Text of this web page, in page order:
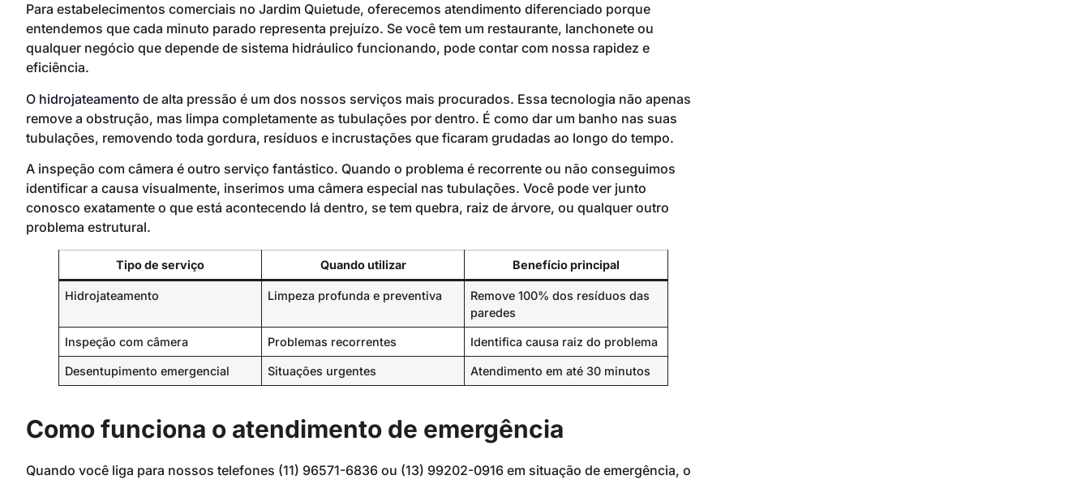
Para estabelecimentos comerciais no Jardim Quietude, oferecemos atendimento diferenciado porque
entendemos que cada minuto parado representa prejuízo. Se você tem um restaurante, lanchonete ou
qualquer negócio que depende de sistema hidráulico funcionando, pode contar com nossa rapidez e
eficiência.
O hidrojateamento de alta pressão é um dos nossos serviços mais procurados. Essa tecnologia não apenas
remove a obstrução, mas limpa completamente as tubulações por dentro. É como dar um banho nas suas
tubulações, removendo toda gordura, resíduos e incrustações que ficaram grudadas ao longo do tempo.
A inspeção com câmera é outro serviço fantástico. Quando o problema é recorrente ou não conseguimos
identificar a causa visualmente, inserimos uma câmera especial nas tubulações. Você pode ver junto
conosco exatamente o que está acontecendo lá dentro, se tem quebra, raiz de árvore, ou qualquer outro
problema estrutural.
Tipo de serviço Quando utilizar Benefício principal
Hidrojateamento Limpeza profunda e preventiva
Remove 100% dos resíduos das
paredes
Inspeção com câmera Problemas recorrentes Identifica causa raiz do problema
Desentupimento emergencial Situações urgentes Atendimento em até 30 minutos
Como funciona o atendimento de emergência
Quando você liga para nossos telefones (11) 96571-6836 ou (13) 99202-0916 em situação de emergência, o